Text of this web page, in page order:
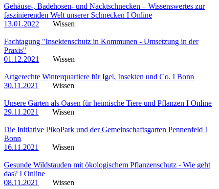
Gehäuse-, Badehosen- und Nacktschnecken – Wissenswertes zur
faszinierenden Welt unserer Schnecken I Online
13.01.2022
Wissen
Fachtagung "Insektenschutz in Kommunen - Umsetzung in der
Praxis"
01.12.2021
Wissen
Artgerechte Winterquartiere für Igel, Insekten und Co. I Bonn
30.11.2021
Wissen
Unsere Gärten als Oasen für heimische Tiere und Pflanzen I Online
29.11.2021
Wissen
Die Initiative PikoPark und der Gemeinschaftsgarten Pennenfeld I
Bonn
16.11.2021
Wissen
Gesunde Wildstauden mit ökologischem Pflanzenschutz - Wie geht
das? I Online
08.11.2021
Wissen